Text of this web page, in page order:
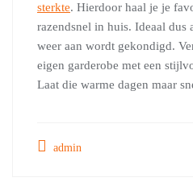
sterkte. Hierdoor haal je je
razendsnel in huis. Ideaal dus
weer aan wordt gekondigd.
eigen garderobe met een
Laat die warme dagen maar
admin